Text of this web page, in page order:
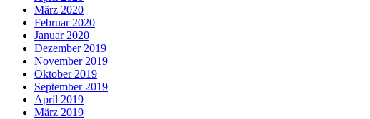
März 2020
Februar 2020
Januar 2020
Dezember 2019
November 2019
Oktober 2019
September 2019
April 2019
März 2019